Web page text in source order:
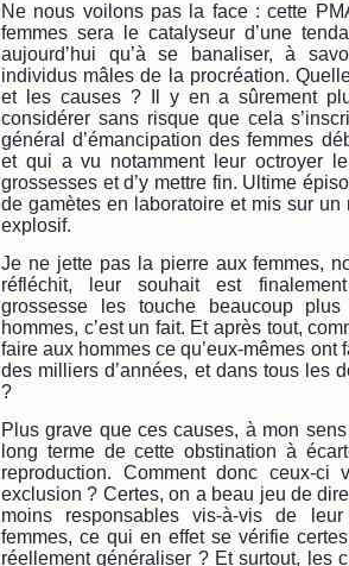
Ne nous voilons pas la face : cette
femmes sera le catalyseur d’une
aujourd’hui qu’à se banaliser, à
individus mâles de la procréation.
et les causes ? Il y en a sûrement
considérer sans risque que cela
général d’émancipation des femmes
et qui a vu notamment leur octroyer
grossesses et d’y mettre fin. Ultime
de gamètes en laboratoire et mis sur un
explosif.
Je ne jette pas la pierre aux femmes,
réfléchit, leur souhait est
grossesse les touche beaucoup
hommes, c’est un fait. Et après tout,
faire aux hommes ce qu’eux-mêmes ont
des milliers d’années, et dans tous les
?
Plus grave que ces causes, à mon
long terme de cette obstination à
reproduction. Comment donc ceux-ci
exclusion ? Certes, on a beau jeu de
moins responsables vis-à-vis de
femmes, ce qui en effet se vérifie
réellement généraliser ? Et surtout, les